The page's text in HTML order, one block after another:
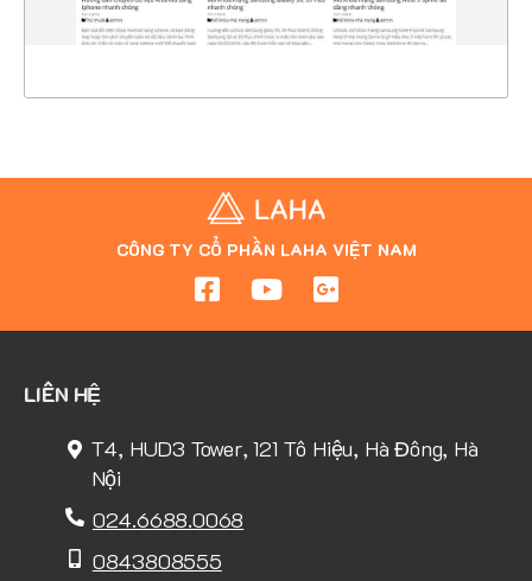
XEM THỰC TẾ
CÔNG TY CỔ PHẦN LAHA VIỆT NAM
LIÊN HỆ
T4, HUD3 Tower, 121 Tô Hiệu, Hà Đông, Hà
Nội
024.6688.0068
0843808555